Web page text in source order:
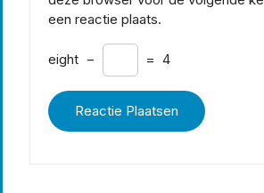
een reactie plaats.
eight − = 4